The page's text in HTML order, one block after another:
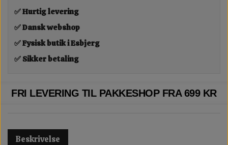
✅ Hurtig levering
✅ Dansk webshop
✅ Fysisk butik i Esbjerg
✅ Sikker betaling
FRI LEVERING TIL PAKKESHOP FRA 699 KR
Beskrivelse